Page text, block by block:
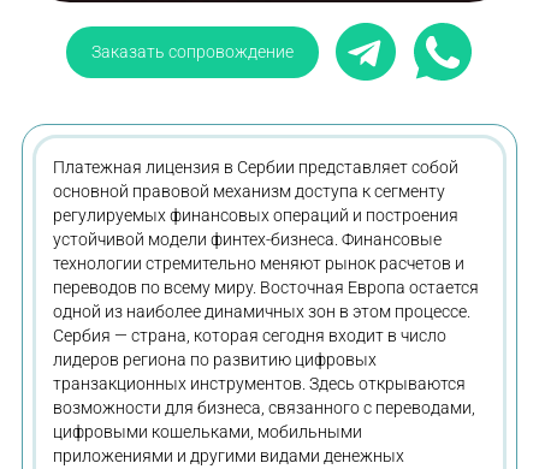
Заказать сопровождение
Платежная лицензия в Сербии представляет собой
основной правовой механизм доступа к сегменту
регулируемых финансовых операций и построения
устойчивой модели финтех-бизнеса. Финансовые
технологии стремительно меняют рынок расчетов и
переводов по всему миру. Восточная Европа остается
одной из наиболее динамичных зон в этом процессе.
Сербия — страна, которая сегодня входит в число
лидеров региона по развитию цифровых
транзакционных инструментов. Здесь открываются
возможности для бизнеса, связанного с переводами,
цифровыми кошельками, мобильными
приложениями и другими видами денежных